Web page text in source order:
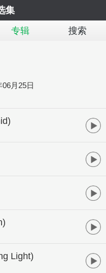
集
专辑 搜索
06月25日
Light)